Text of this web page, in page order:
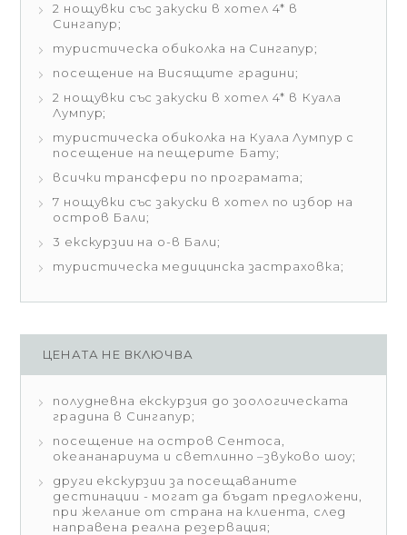
2 нощувки със закуски в хотел 4* в
Сингапур;
туристическа обиколка на Сингапур;
посещение на Висящите градини;
2 нощувки със закуски в хотел 4* в Куала
Лумпур;
туристическа обиколка на Куала Лумпур с
посещение на пещерите Бату;
всички трансфери по програмата;
7 нощувки със закуски в хотел по избор на
остров Бали;
3 екскурзии на о-в Бали;
туристическа медицинска застраховка;
ЦЕНАТА НЕ ВКЛЮЧВА
полудневна екскурзия до зоологическата
градина в Сингапур;
посещение на остров Сентоса,
океананариума и светлинно –звуково шоу;
други екскурзии за посещаваните
дестинации - могат да бъдат предложени,
при желание от страна на клиента, след
направена реална резервация;